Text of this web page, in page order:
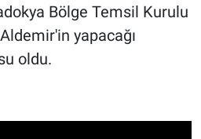
Bölge Temsil Kurulu
yapacağı
oldu.